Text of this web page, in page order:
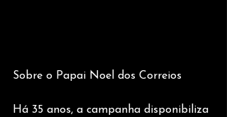
Sobre o Papai Noel dos Correios
Há 35 anos, a campanha disponibiliza